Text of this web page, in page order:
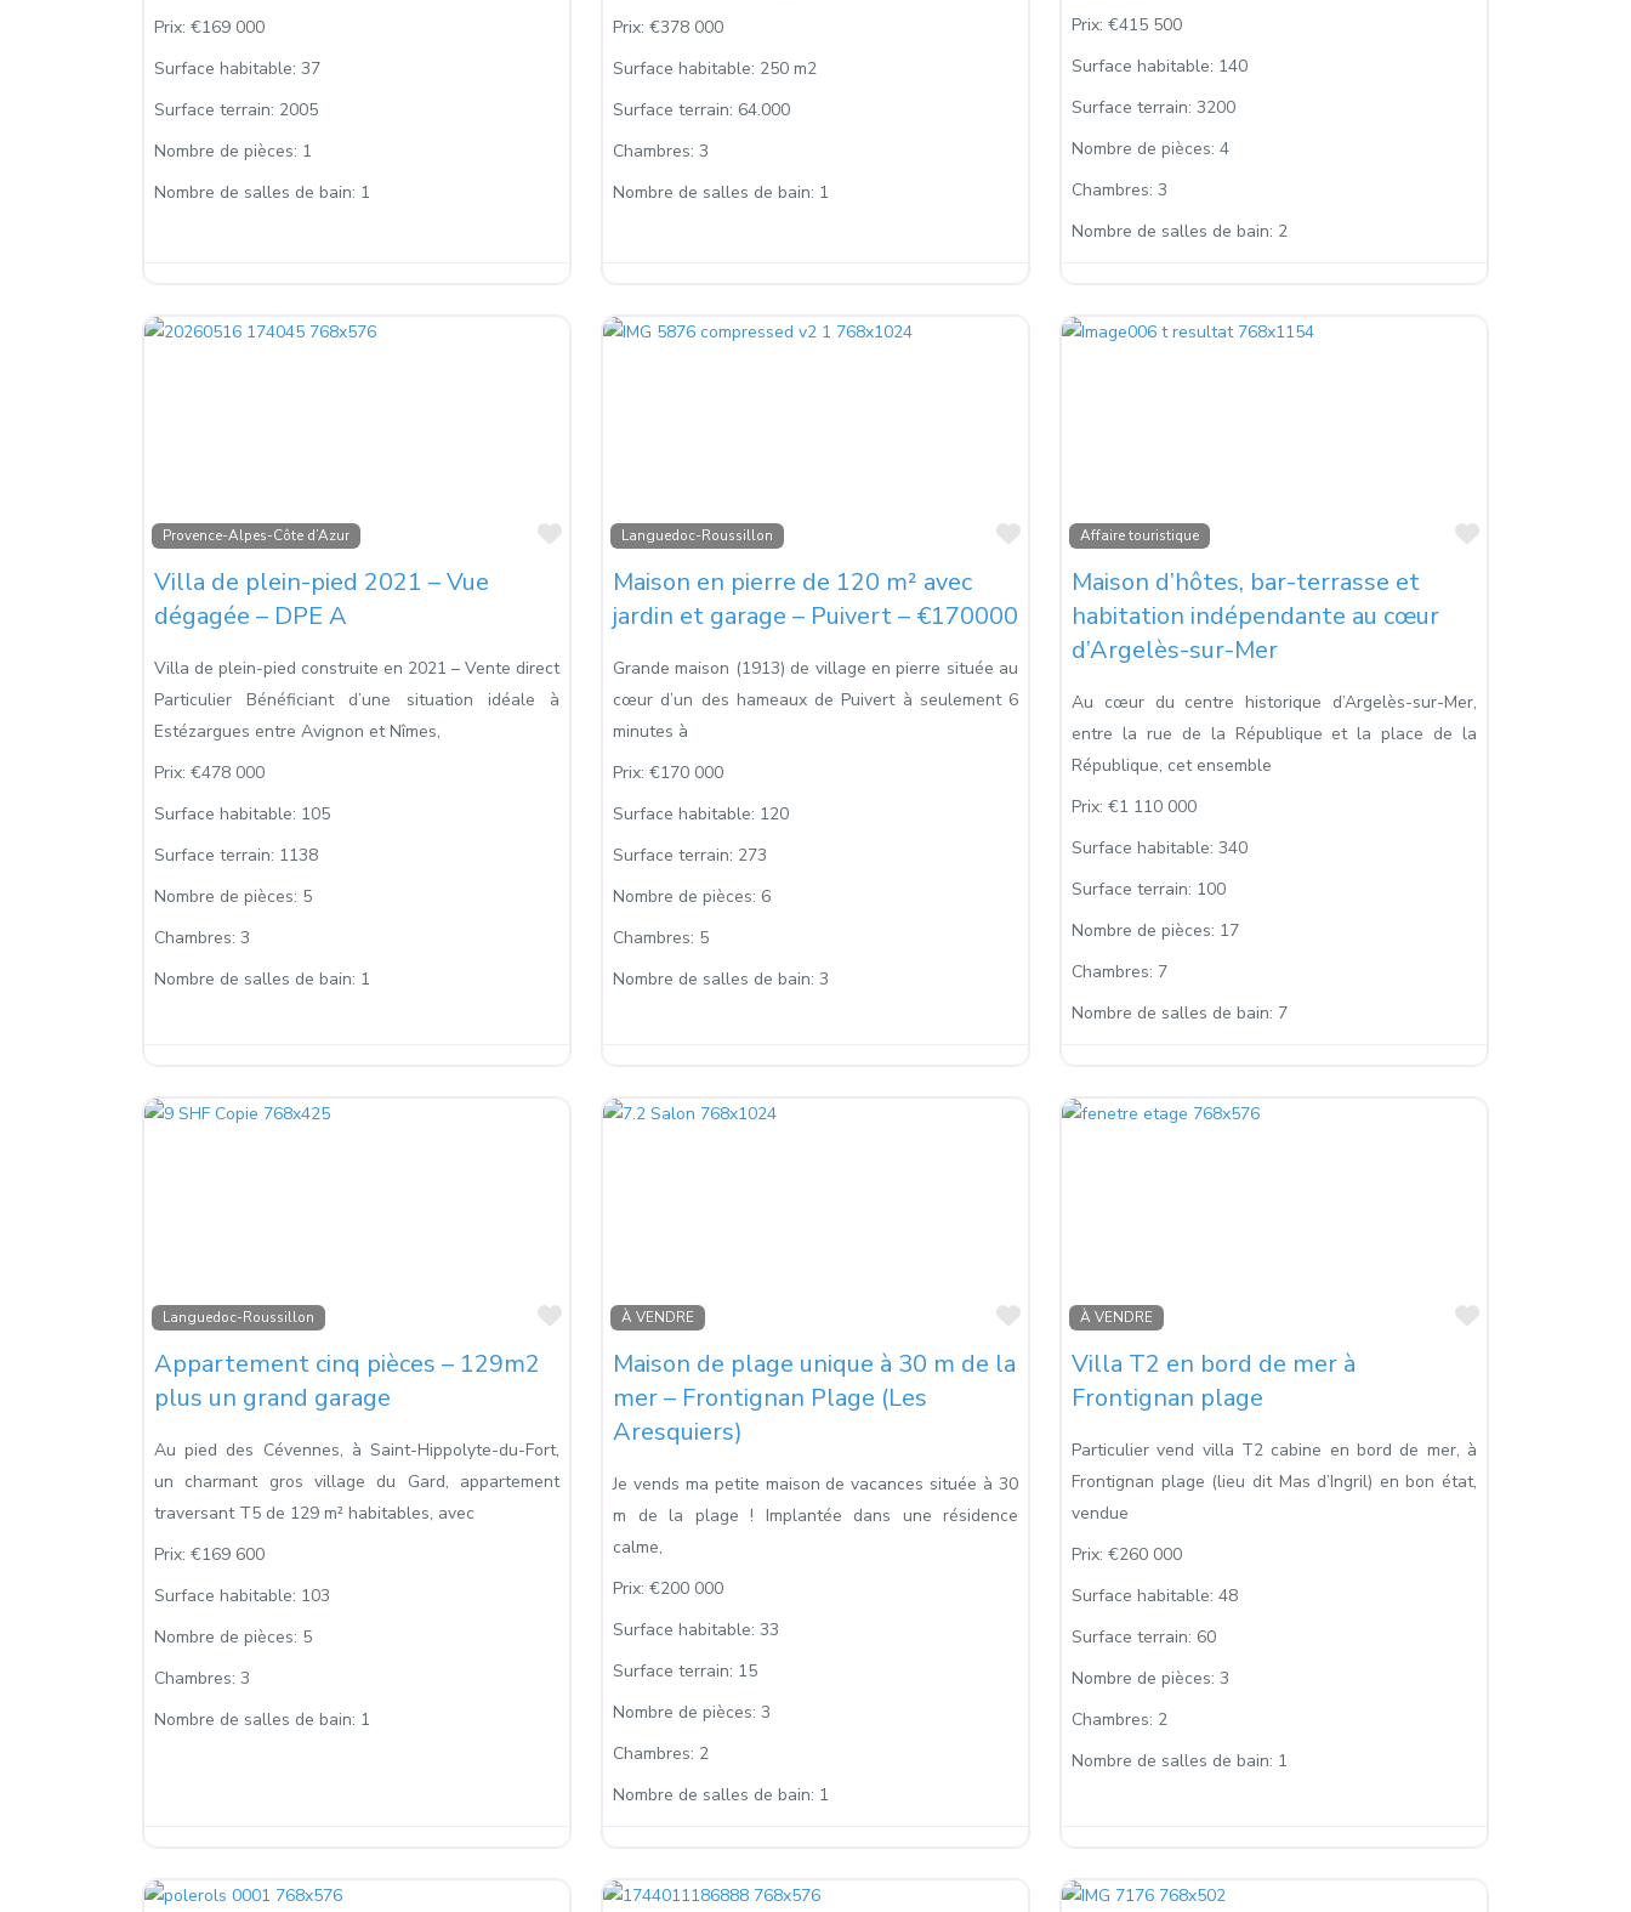
Prix: €169 000
Surface habitable: 37
Surface terrain: 2005
Nombre de pièces: 1
Nombre de salles de bain: 1
Prix: €378 000
Surface habitable: 250 m2
Surface terrain: 64.000
Chambres: 3
Nombre de salles de bain: 1
Prix: €415 500
Surface habitable: 140
Surface terrain: 3200
Nombre de pièces: 4
Chambres: 3
Nombre de salles de bain: 2
Provence-Alpes-Côte d’Azur
Favoris
Villa de plein-pied 2021 – Vue
dégagée – DPE A
Villa de plein-pied construite en 2021 – Vente direct
Particulier Bénéficiant d’une situation idéale à
Estézargues entre Avignon et Nîmes,
Prix: €478 000
Surface habitable: 105
Surface terrain: 1138
Nombre de pièces: 5
Chambres: 3
Nombre de salles de bain: 1
Languedoc-Roussillon
Favoris
Maison en pierre de 120 m² avec
jardin et garage – Puivert – €170000
Grande maison (1913) de village en pierre située au
cœur d’un des hameaux de Puivert à seulement 6
minutes à
Prix: €170 000
Surface habitable: 120
Surface terrain: 273
Nombre de pièces: 6
Chambres: 5
Nombre de salles de bain: 3
Affaire touristique
Favoris
Maison d’hôtes, bar-terrasse et
habitation indépendante au cœur
d’Argelès-sur-Mer
Au cœur du centre historique d’Argelès-sur-Mer,
entre la rue de la République et la place de la
République, cet ensemble
Prix: €1 110 000
Surface habitable: 340
Surface terrain: 100
Nombre de pièces: 17
Chambres: 7
Nombre de salles de bain: 7
Languedoc-Roussillon
Favoris
Appartement cinq pièces – 129m2
plus un grand garage
Au pied des Cévennes, à Saint-Hippolyte-du-Fort,
un charmant gros village du Gard, appartement
traversant T5 de 129 m² habitables, avec
Prix: €169 600
Surface habitable: 103
Nombre de pièces: 5
Chambres: 3
Nombre de salles de bain: 1
À VENDRE
Favoris
Maison de plage unique à 30 m de la
mer – Frontignan Plage (Les
Aresquiers)
Je vends ma petite maison de vacances située à 30
m de la plage ! Implantée dans une résidence
calme,
Prix: €200 000
Surface habitable: 33
Surface terrain: 15
Nombre de pièces: 3
Chambres: 2
Nombre de salles de bain: 1
À VENDRE
Favoris
Villa T2 en bord de mer à
Frontignan plage
Particulier vend villa T2 cabine en bord de mer, à
Frontignan plage (lieu dit Mas d’Ingril) en bon état,
vendue
Prix: €260 000
Surface habitable: 48
Surface terrain: 60
Nombre de pièces: 3
Chambres: 2
Nombre de salles de bain: 1